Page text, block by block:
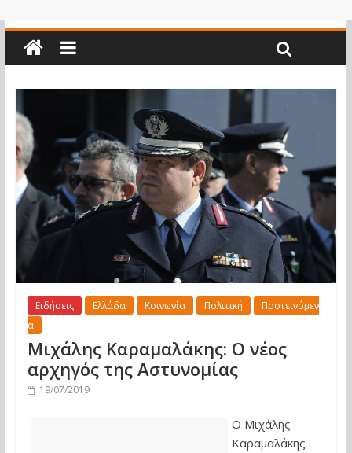
Ειδήσεις Ελλάδα Κοινωνία Πολιτική
Προτεινόμεν
α
Μιχάλης Καραμαλάκης: Ο νέος
αρχηγός της Αστυνομίας
19/07/2019
Ο Μιχάλης
Καραμαλάκης